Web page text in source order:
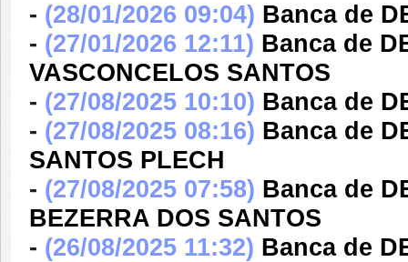
- (28/01/2026 09:04) Banca de
- (27/01/2026 12:11) Banca de
VASCONCELOS SANTOS
- (27/08/2025 10:10) Banca de
- (27/08/2025 08:16) Banca de
SANTOS PLECH
- (27/08/2025 07:58) Banca de
BEZERRA DOS SANTOS
- (26/08/2025 11:32) Banca de